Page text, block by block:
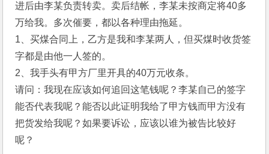
进后由李某负责转卖。卖后结帐，李某未按商定将40多
万给我。多次催要，都以各种理由拖延。
1、买煤合同上，乙方是我和李某两人，但买煤时收货签
字都是由他一人签的。
2、我手头有甲方厂里开具的40万元收条。
请问：我现在应该如何追回这笔钱呢？李某自己的签字
能否代表我呢？能否以此证明我给了甲方钱而甲方没有
把货发给我呢？如果要诉讼，应该以谁为被告比较好
呢？